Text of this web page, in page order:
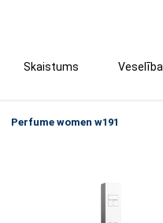
Skaistums Veselība
Perfume women w191